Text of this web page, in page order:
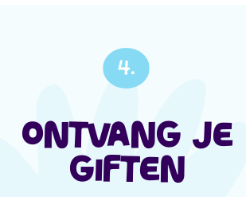
ONTVANG JE
GIFTEN